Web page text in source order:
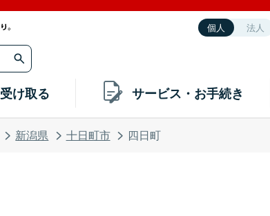
個人 法人
受け取る サービス・お手続き
新潟県 十日町市 四日町